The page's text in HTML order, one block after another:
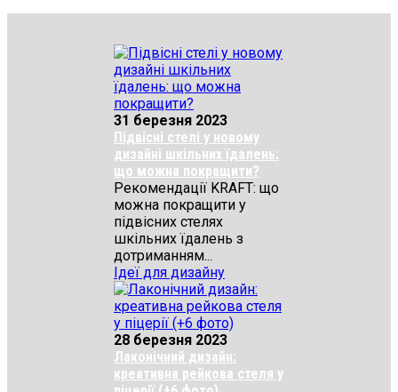
31 березня 2023
Підвісні стелі у новому
дизайні шкільних їдалень:
що можна покращити?
Рекомендації KRAFT: що
можна покращити у
підвісних стелях
шкільних їдалень з
дотриманням...
Ідеї для дизайну
28 березня 2023
Лаконічний дизайн:
креативна рейкова стеля у